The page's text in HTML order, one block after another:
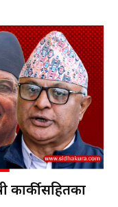
कार्कीसहितका